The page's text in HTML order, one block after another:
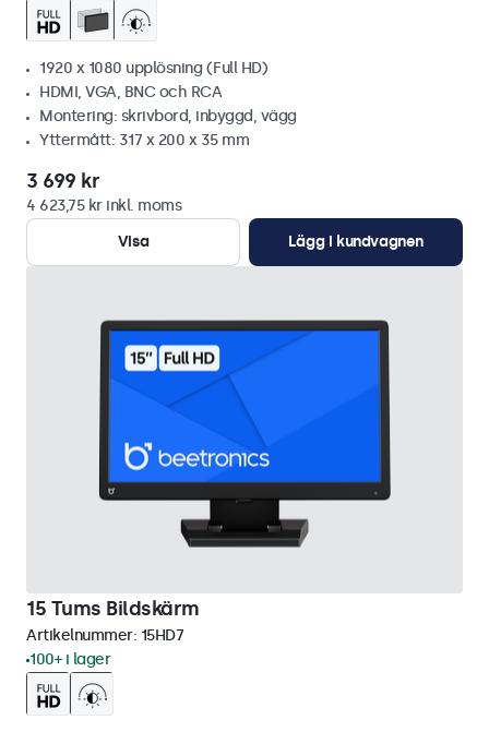
1920 x 1080 upplösning (Full HD)
HDMI, VGA, BNC och RCA
Montering: skrivbord, inbyggd, vägg
Yttermått: 317 x 200 x 35 mm
3 699 kr
4 623,75 kr inkl. moms
Visa
Lägg i kundvagnen
15 Tums Bildskärm
Artikelnummer: 15HD7
100+ i lager